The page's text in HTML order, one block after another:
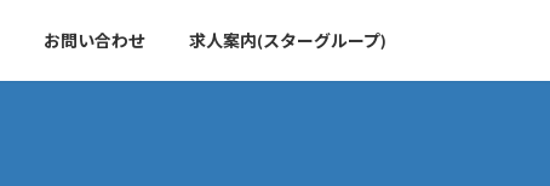
お問い合わせ 求人案内(スターグループ)